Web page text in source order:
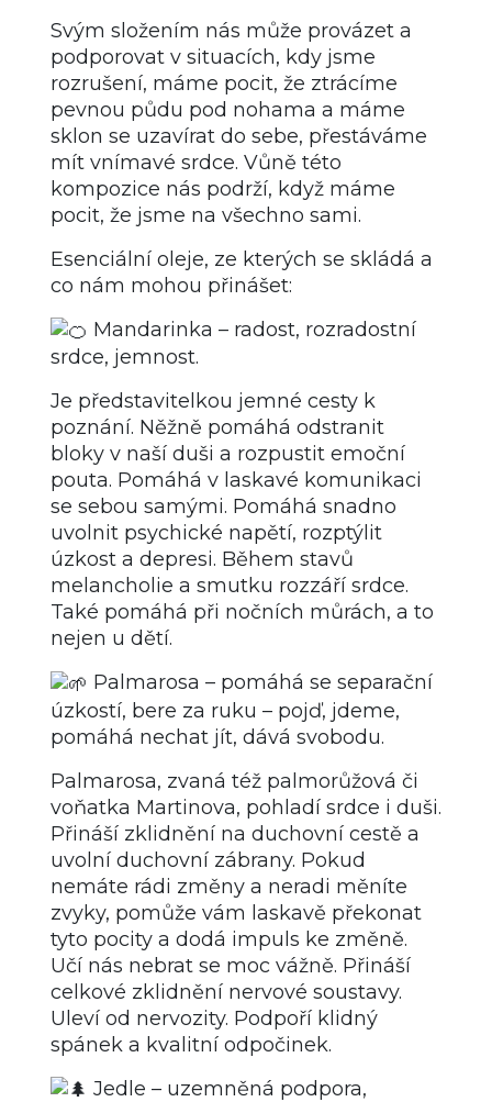
Svým složením nás může provázet a
podporovat v situacích, kdy jsme
rozrušení, máme pocit, že ztrácíme
pevnou půdu pod nohama a máme
sklon se uzavírat do sebe, přestáváme
mít vnímavé srdce. Vůně této
kompozice nás podrží, když máme
pocit, že jsme na všechno sami.
Esenciální oleje, ze kterých se skládá a
co nám mohou přinášet:
Mandarinka – radost, rozradostní
srdce, jemnost.
Je představitelkou jemné cesty k
poznání. Něžně pomáhá odstranit
bloky v naší duši a rozpustit emoční
pouta. Pomáhá v laskavé komunikaci
se sebou samými. Pomáhá snadno
uvolnit psychické napětí, rozptýlit
úzkost a depresi. Během stavů
melancholie a smutku rozzáří srdce.
Také pomáhá při nočních můrách, a to
nejen u dětí.
Palmarosa – pomáhá se separační
úzkostí, bere za ruku – pojď, jdeme,
pomáhá nechat jít, dává svobodu.
Palmarosa, zvaná též palmorůžová či
voňatka Martinova, pohladí srdce i duši.
Přináší zklidnění na duchovní cestě a
uvolní duchovní zábrany. Pokud
nemáte rádi změny a neradi měníte
zvyky, pomůže vám laskavě překonat
tyto pocity a dodá impuls ke změně.
Učí nás nebrat se moc vážně. Přináší
celkové zklidnění nervové soustavy.
Uleví od nervozity. Podpoří klidný
spánek a kvalitní odpočinek.
Jedle – uzemněná podpora,